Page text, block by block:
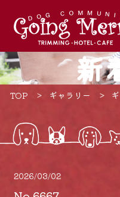
新
TOP ギャラリー
2026/03/02